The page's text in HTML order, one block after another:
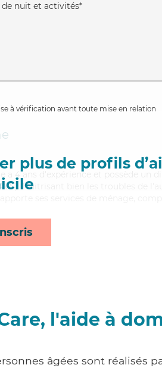
nuit et activités*
à vérification avant toute mise en relation
plus de profils
a 4 ans d'expérience et possède un
Maitrisant bien les troubles de
l'aide à
âgées sont réalisés